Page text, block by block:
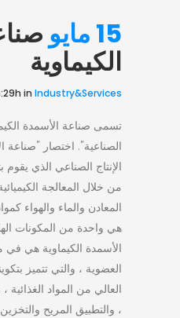
15 مايو
الكيماوية
in Industry&Services
تسمى صناعة الأسمدة
الصناعية". اختصار "صناعة
الإنتاج الصناعي الذي يقوم
من خلال المعالجة
المعادن والماء والهواء
هي واحدة من المكونات
الأسمدة الكيماوية هي في
العضوية ، والتي تتميز
العالي من المواد
، والتطبيق المريح